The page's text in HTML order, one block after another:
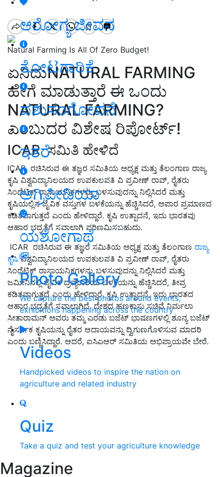
ಆರೋಗ್ಯ ಜೀವನ
ತೋಟಗಾರಿಕೆ
ಪಶುಸಂಗೋಪನೆ
ಇತರೆ
ಅಗ್ರಿಪೀಡಿಯಾ
ಯಶೋಗಾಥೆ
Photo Gallery
We capture the best photos around events,
exhibitions happening across the country
Videos
Handpicked videos to inspire the nation on
agriculture and related industry
Quiz
Take a quiz and test your agriculture knowledge
Magazine
Natural Farming Is All Of Zero Budget!
ಏನಿದುNATURAL FARMING
ಹೇಗೆ ಮಾಡುತ್ತಾರೆ ಈ ಒಂದು
NATURAL FARMING?
ಎಂಬುದರ ವಿಶೇಷ ರಿಪೋರ್ಟ್!
ICAR ಸಮಿತಿ ಹೇಳಿದೆ
ICAR ರಚಿಸಿರುವ ಈ ತಜ್ಞರ ಸಮಿತಿಯ ಅಧ್ಯಕ್ಷ ಮತ್ತು ತೆಲಂಗಾಣ ರಾಜ್ಯ
ಕೃಷಿ ವಿಶ್ವವಿದ್ಯಾನಿಲಯದ ಉಪಕುಲಪತಿ ವಿ ಪ್ರವೀಣ್ ರಾವ್, ರೈತರು
ಸಿಂಥೆಟಿಕ್ ರಾಸಾಯನಿಕಗಳನ್ನು ಬಳಸುವುದನ್ನು ನಿಲ್ಲಿಸಿದರೆ ಮತ್ತು
ಕೃಷಿಯಲ್ಲಿನ ಜೈವಿಕ ವಸ್ತುಗಳ ಬಳಕೆಯನ್ನು ಹೆಚ್ಚಿಸಿದರೆ, ಅಪಾರ ಪ್ರಮಾಣದ
ಕಡಿತವಾಗುತ್ತದೆ ಎಂದು ಹೇಳಿದ್ದಾರೆ. ಕೃಷಿ ಉತ್ಪಾದನೆ, ಇದು ಭಾರತವು
ಆಹಾರ ಭದ್ರತೆಗೆ ಸವಾಲಾಗಿ ಪರಿಣಮಿಸಬಹುದು.
ICAR ರಚಿಸಿರುವ ಈ ತಜ್ಞರ ಸಮಿತಿಯ ಅಧ್ಯಕ್ಷ ಮತ್ತು ತೆಲಂಗಾಣ ರಾಜ್ಯ
ಕೃಷಿ ವಿಶ್ವವಿದ್ಯಾನಿಲಯದ ಉಪಕುಲಪತಿ ವಿ ಪ್ರವೀಣ್ ರಾವ್, ರೈತರು
ಸಿಂಥೆಟಿಕ್ ರಾಸಾಯನಿಕಗಳನ್ನು ಬಳಸುವುದನ್ನು ನಿಲ್ಲಿಸಿದರೆ ಮತ್ತು
ಜಮೀನಿನಲ್ಲಿ ಜೈವಿಕ ದ್ರವ್ಯರಾಶಿಯ ಬಳಕೆಯನ್ನು ಹೆಚ್ಚಿಸಿದರೆ, ತೀವ್ರ
ಕಡಿತವಾಗುತ್ತದೆ ಎಂದು ಹೇಳಿದ್ದಾರೆ. ಕೃಷಿ ಉತ್ಪಾದನೆ, ಇದು ಭಾರತದ
ಆಹಾರ ಭದ್ರತೆಗೆ ಸವಾಲಾಗಿದೆ. ದೇಶದ ಹಣಕಾಸು ಸಚಿವೆ ನಿರ್ಮಲಾ
ಸೀತಾರಾಮನ್ ಅವರು ತಮ್ಮ ಎರಡು ಬಜೆಟ್ ಭಾಷಣಗಳಲ್ಲಿ ಶೂನ್ಯ ಬಜೆಟ್
ನೈಸರ್ಗಿಕ ಕೃಷಿಯನ್ನು ರೈತರ ಆದಾಯವನ್ನು ದ್ವಿಗುಣಗೊಳಿಸುವ ಮಾದರಿ
ಎಂದು ಬಣ್ಣಿಸಿದ್ದಾರೆ. ಆದರೆ, ಐಸಿಎಆರ್ ಸಮಿತಿಯ ಅಭಿಪ್ರಾಯವೇ ಬೇರೆ.